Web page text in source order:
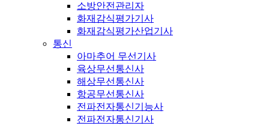
소방안전관리자
화재감식평가기사
화재감식평가산업기사
통신
아마추어 무선기사
육상무선통신사
해상무선통신사
항공무선통신사
전파전자통신기능사
전파전자통신기사